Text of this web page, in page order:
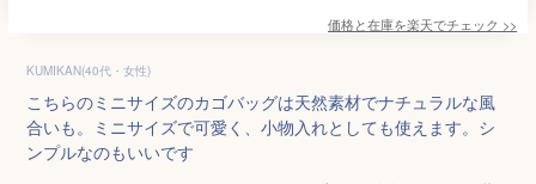
価格と在庫を楽天でチェック >>
KUMIKAN(40代・女性)
こちらのミニサイズのカゴバッグは天然素材でナチュラルな風
合いも。ミニサイズで可愛く、小物入れとしても使えます。シ
ンプルなのもいいです